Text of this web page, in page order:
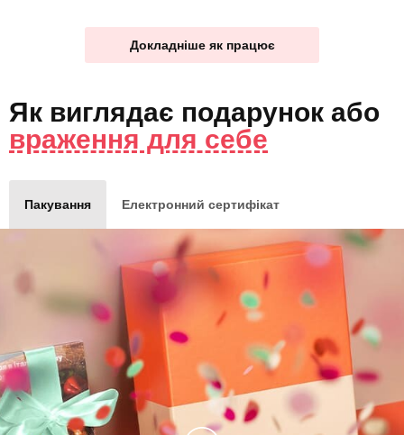
Докладніше як працює
Як виглядає подарунок або
враження для себе
Пакування Електронний сертифікат